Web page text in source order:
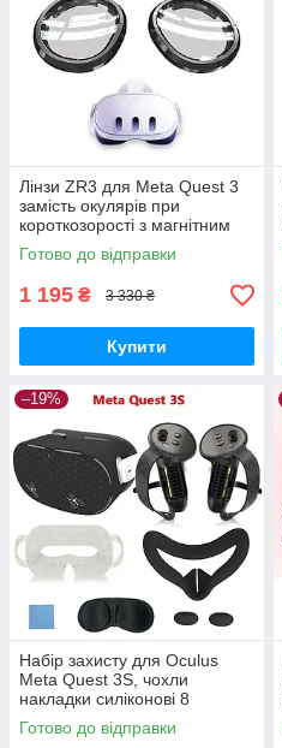
Лінзи ZR3 для Meta Quest 3
замість окулярів при
короткозорості з магнітним
кріпленням, Anti Blue —
L:-1.5D R:-1.5D
Готово до відправки
1 195 ₴ 3 330 ₴
Купити
–19%
Набір захисту для Oculus
Meta Quest 3S, чохли
накладки силіконові 8
предметів
Готово до відправки